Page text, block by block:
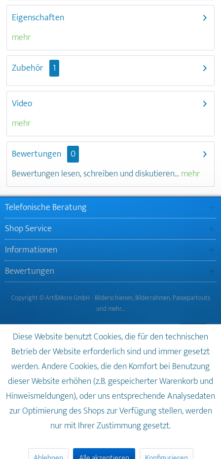
Eigenschaften
mehr
Zubehör 1
Video
mehr
Bewertungen
0
Bewertungen lesen, schreiben und diskutieren... mehr
Telefonische Beratung
Shop Service
Informationen
Bewertungen
Copyright © Art&More GmbH - Bilderschienen, Bilderrahmen, Passepartouts
und mehr…
Diese Website benutzt Cookies, die für den technischen
Betrieb der Website erforderlich sind und immer gesetzt
werden. Andere Cookies, die den Komfort bei Benutzung
dieser Website erhöhen (z.B. gespeicherter Warenkorb und
Hinweismeldungen), oder uns entsprechende Analysedaten
zur Optimierung des Shops zur Verfügung stellen, werden
nur mit Ihrer Zustimmung gesetzt.